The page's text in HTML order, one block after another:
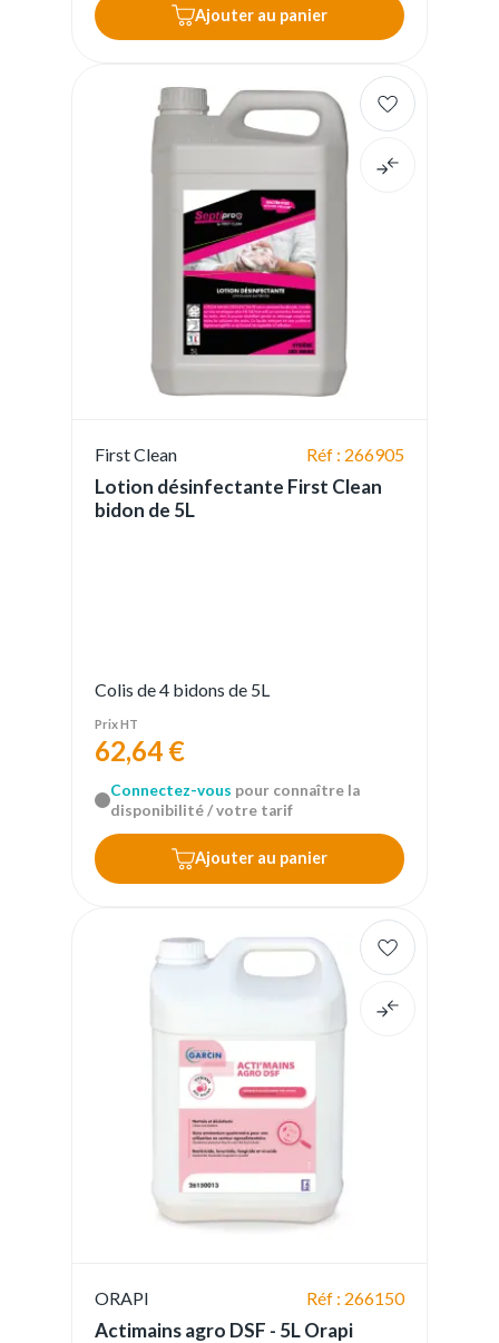
Ajouter au panier
First Clean Réf : 266905
Lotion désinfectante First Clean
bidon de 5L
Colis de 4 bidons de 5L
Prix HT
62,64 €
Connectez-vous pour connaître la
disponibilité / votre tarif
Ajouter au panier
ORAPI Réf : 266150
Actimains agro DSF - 5L Orapi